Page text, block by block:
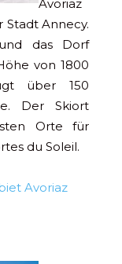
Avoriaz
Annecy.
das Dorf
von 1800
über 150
Der Skiort
Orte für
du Soleil.
Avoriaz